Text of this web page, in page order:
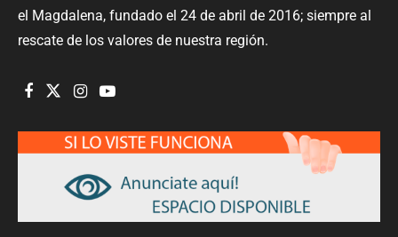
el Magdalena, fundado el 24 de abril de 2016; siempre al
rescate de los valores de nuestra región.